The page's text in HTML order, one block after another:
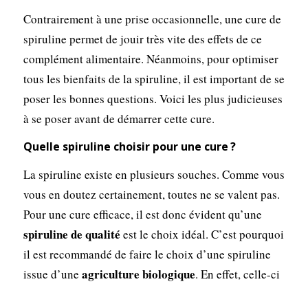
Contrairement à une prise occasionnelle, une cure de
spiruline permet de jouir très vite des effets de ce
complément alimentaire. Néanmoins, pour optimiser
tous les bienfaits de la spiruline, il est important de se
poser les bonnes questions. Voici les plus judicieuses
à se poser avant de démarrer cette cure.
Quelle spiruline choisir pour une cure ?
La spiruline existe en plusieurs souches. Comme vous
vous en doutez certainement, toutes ne se valent pas.
Pour une cure efficace, il est donc évident qu’une
spiruline de qualité est le choix idéal. C’est pourquoi
il est recommandé de faire le choix d’une spiruline
issue d’une agriculture biologique. En effet, celle-ci